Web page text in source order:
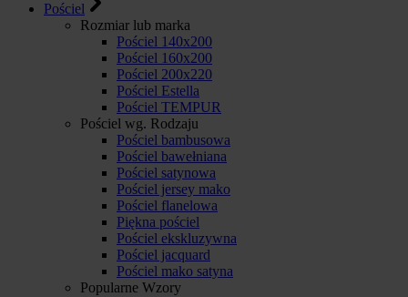
Pościel
Rozmiar lub marka
Pościel 140x200
Pościel 160x200
Pościel 200x220
Pościel Estella
Pościel TEMPUR
Pościel wg. Rodzaju
Pościel bambusowa
Pościel bawełniana
Pościel satynowa
Pościel jersey mako
Pościel flanelowa
Piękna pościel
Pościel ekskluzywna
Pościel jacquard
Pościel mako satyna
Popularne Wzory